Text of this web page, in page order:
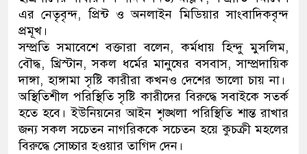
এর নেতৃবৃন্দ, প্রিন্ট ও অনলাইন মিডিয়ার সাংবাদিকবৃন্দ
প্রমূখ।
সম্প্রতি সমাবেশে বক্তারা বলেন, কর্মধায় হিন্দু মুসলিম,
বৌদ্ধ, খ্রিস্টান, সকল ধর্মের মানুষের বসবাস, সাম্প্রদায়িক
দাঙ্গা, হাঙ্গামা সৃষ্টি কারীরা কখনও দেশের ভালো চায় না।
অস্থিতিশীল পরিস্থিতি সৃষ্টি কারীদের বিরুদ্ধে সবাইকে সতর্ক
হতে হবে। ইউনিয়নের আইন শৃঙ্খলা পরিস্থিতি শান্ত রাখার
জন্য সকল সচেতন নাগরিককে সচেতন হয়ে কুচক্রী মহলের
বিরুদ্ধে সোচ্চার হওয়ার তাগিদ দেন।